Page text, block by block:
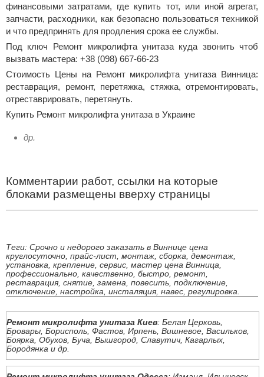
финансовыми затратами, где купить тот, или иной агрегат,
запчасти, расходники, как безопасно пользоваться техникой
и что предпринять для продления срока ее службы.
Под ключ Ремонт микролифта унитаза куда звонить чтоб
вызвать мастера: +38 (098) 667-66-23
Стоимость Цены на Ремонт микролифта унитаза Винница:
реставрация, ремонт, перетяжка, стяжка, отремонтировать,
отреставрировать, перетянуть.
Купить Ремонт микролифта унитаза в Украине
др.
Комментарии работ, ссылки на которые
блоками размещены вверху страницы
Теги: Срочно и недорого заказать в Виннице цена
круглосуточно, прайс-лист, монтаж, сборка, демонтаж,
установка, крепление, сервис, мастер цена Винница,
профессионально, качественно, быстро, ремонт,
реставрация, снятие, замена, повесить, подключение,
отключение, настройка, инсталяция, навес, регулировка.
Ремонт микролифта унитаза Киев: Белая Церковь,
Бровары, Борисполь, Фастов, Ирпень, Вишневое, Васильков,
Боярка, Обухов, Буча, Вышгород, Славутич, Кагарлых,
Бородянка и др.